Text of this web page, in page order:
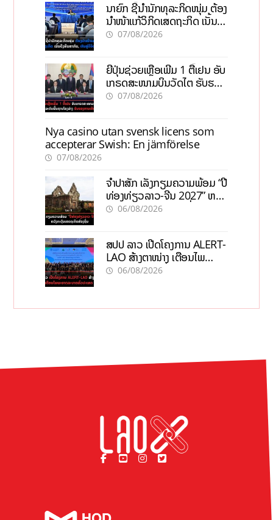
ນາຍົກ ຊີ້ນຳນັກທຸລະກິດໜຸ່ມ ຕ້ອງ
ນຳໜ້າແກ້ວິກິດເສດຖະກິດ ເນັ້ນດຶງ
ທຶນສາກົນ, ຫັນສູ່ດິຈິຕອນ
07/08/2026
ຍີ່ປຸ່ນຊ່ວຍເຫຼືອເພີ່ມ 1 ຕື້ເຢນ ອັບ
ເກຣດສະໜາມບິນວັດໄຕ ຮັບຮອງ
ການເຕີບໂຕ
07/08/2026
Nya casino utan svensk licens som
accepterar Swish: En jämförelse
07/08/2026
ຈຳປາສັກ ເລັ່ງກຽມຄວາມພ້ອມ “ປີ
ທ່ອງທ່ຽວລາວ-ຈີນ 2027” ຫວັງ
ກະຕຸ້ນເສດຖະກິດທ້ອງຖິ່ນ
06/08/2026
ສປປ ລາວ ເປີດໂຄງການ ALERT-
LAO ສ້າງຕາໜ່າງ ເຕືອນໄພ
ພະຍາດລະບາດທົ່ວປະເທດ
06/08/2026